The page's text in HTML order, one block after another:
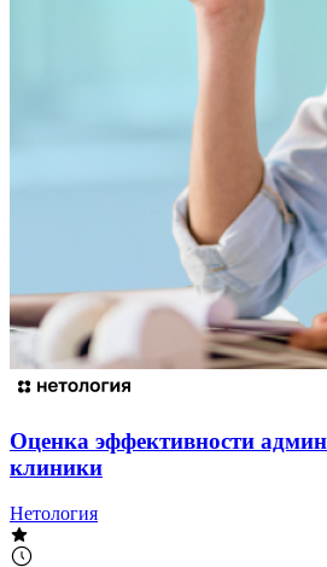
Оценка эффективности
клиники
Нетология